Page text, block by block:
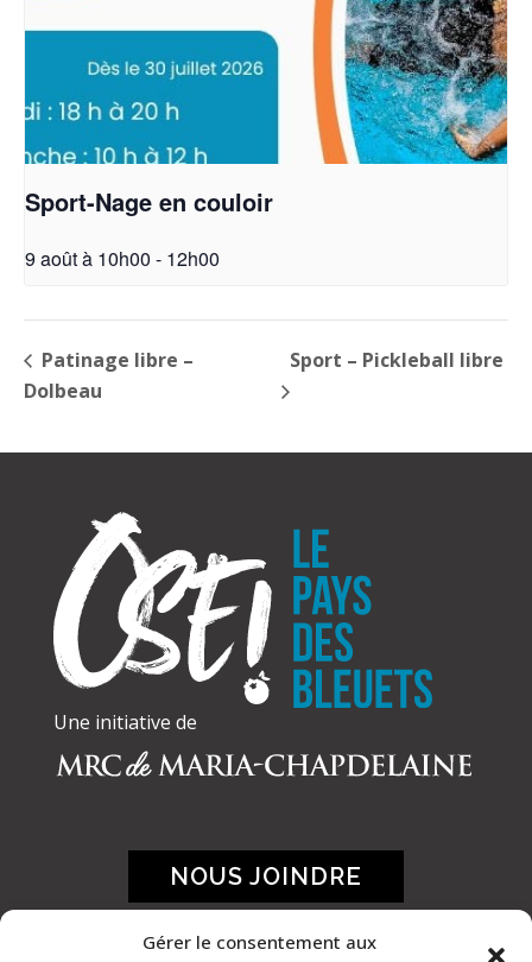
Gérer le consentement aux
Sport-Nage en couloir
9 août à 10h00 - 12h00
Patinage libre –
Dolbeau
Sport – Pickleball libre
Une initiative de
NOUS JOINDRE